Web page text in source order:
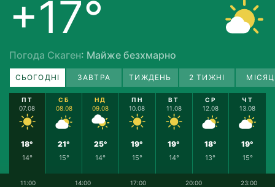
+17°
Погода Скаген: Майже безхмарно
СЬОГОДНІ ЗАВТРА ТИЖДЕНЬ 2 ТИЖНІ
ПТ
07.08
18°
14°
СБ
08.08
21°
15°
НД
09.08
25°
14°
ПН
10.08
19°
15°
ВТ
11.08
19°
14°
СР
12.08
18°
13°
ЧТ
13.08
19°
15°
11:00 14:00 17:00 20:00 23:00